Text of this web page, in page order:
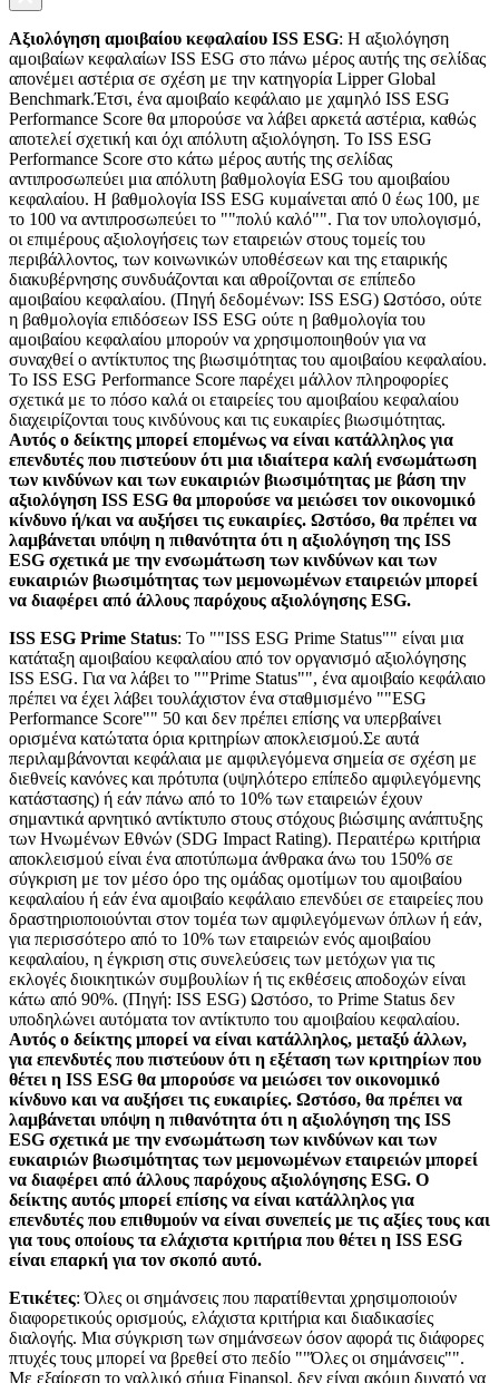
Αξιολόγηση αμοιβαίου κεφαλαίου ISS ESG: Η αξιολόγηση
αμοιβαίων κεφαλαίων ISS ESG στο πάνω μέρος αυτής της σελίδας
απονέμει αστέρια σε σχέση με την κατηγορία Lipper Global
Benchmark.Έτσι, ένα αμοιβαίο κεφάλαιο με χαμηλό ISS ESG
Performance Score θα μπορούσε να λάβει αρκετά αστέρια, καθώς
αποτελεί σχετική και όχι απόλυτη αξιολόγηση. Το ISS ESG
Performance Score στο κάτω μέρος αυτής της σελίδας
αντιπροσωπεύει μια απόλυτη βαθμολογία ESG του αμοιβαίου
κεφαλαίου. Η βαθμολογία ISS ESG κυμαίνεται από 0 έως 100, με
το 100 να αντιπροσωπεύει το ""πολύ καλό"". Για τον υπολογισμό,
οι επιμέρους αξιολογήσεις των εταιρειών στους τομείς του
περιβάλλοντος, των κοινωνικών υποθέσεων και της εταιρικής
διακυβέρνησης συνδυάζονται και αθροίζονται σε επίπεδο
αμοιβαίου κεφαλαίου. (Πηγή δεδομένων: ISS ESG) Ωστόσο, ούτε
η βαθμολογία επιδόσεων ISS ESG ούτε η βαθμολογία του
αμοιβαίου κεφαλαίου μπορούν να χρησιμοποιηθούν για να
συναχθεί ο αντίκτυπος της βιωσιμότητας του αμοιβαίου κεφαλαίου.
Το ISS ESG Performance Score παρέχει μάλλον πληροφορίες
σχετικά με το πόσο καλά οι εταιρείες του αμοιβαίου κεφαλαίου
διαχειρίζονται τους κινδύνους και τις ευκαιρίες βιωσιμότητας.
Αυτός ο δείκτης μπορεί επομένως να είναι κατάλληλος για
επενδυτές που πιστεύουν ότι μια ιδιαίτερα καλή ενσωμάτωση
των κινδύνων και των ευκαιριών βιωσιμότητας με βάση την
αξιολόγηση ISS ESG θα μπορούσε να μειώσει τον οικονομικό
κίνδυνο ή/και να αυξήσει τις ευκαιρίες. Ωστόσο, θα πρέπει να
λαμβάνεται υπόψη η πιθανότητα ότι η αξιολόγηση της ISS
ESG σχετικά με την ενσωμάτωση των κινδύνων και των
ευκαιριών βιωσιμότητας των μεμονωμένων εταιρειών μπορεί
να διαφέρει από άλλους παρόχους αξιολόγησης ESG.
ISS ESG Prime Status: Το ""ISS ESG Prime Status"" είναι μια
κατάταξη αμοιβαίου κεφαλαίου από τον οργανισμό αξιολόγησης
ISS ESG. Για να λάβει το ""Prime Status"", ένα αμοιβαίο κεφάλαιο
πρέπει να έχει λάβει τουλάχιστον ένα σταθμισμένο ""ESG
Performance Score"" 50 και δεν πρέπει επίσης να υπερβαίνει
ορισμένα κατώτατα όρια κριτηρίων αποκλεισμού.Σε αυτά
περιλαμβάνονται κεφάλαια με αμφιλεγόμενα σημεία σε σχέση με
διεθνείς κανόνες και πρότυπα (υψηλότερο επίπεδο αμφιλεγόμενης
κατάστασης) ή εάν πάνω από το 10% των εταιρειών έχουν
σημαντικά αρνητικό αντίκτυπο στους στόχους βιώσιμης ανάπτυξης
των Ηνωμένων Εθνών (SDG Impact Rating). Περαιτέρω κριτήρια
αποκλεισμού είναι ένα αποτύπωμα άνθρακα άνω του 150% σε
σύγκριση με τον μέσο όρο της ομάδας ομοτίμων του αμοιβαίου
κεφαλαίου ή εάν ένα αμοιβαίο κεφάλαιο επενδύει σε εταιρείες που
δραστηριοποιούνται στον τομέα των αμφιλεγόμενων όπλων ή εάν,
για περισσότερο από το 10% των εταιρειών ενός αμοιβαίου
κεφαλαίου, η έγκριση στις συνελεύσεις των μετόχων για τις
εκλογές διοικητικών συμβουλίων ή τις εκθέσεις αποδοχών είναι
κάτω από 90%. (Πηγή: ISS ESG) Ωστόσο, το Prime Status δεν
υποδηλώνει αυτόματα τον αντίκτυπο του αμοιβαίου κεφαλαίου.
Αυτός ο δείκτης μπορεί να είναι κατάλληλος, μεταξύ άλλων,
για επενδυτές που πιστεύουν ότι η εξέταση των κριτηρίων που
θέτει η ISS ESG θα μπορούσε να μειώσει τον οικονομικό
κίνδυνο και να αυξήσει τις ευκαιρίες. Ωστόσο, θα πρέπει να
λαμβάνεται υπόψη η πιθανότητα ότι η αξιολόγηση της ISS
ESG σχετικά με την ενσωμάτωση των κινδύνων και των
ευκαιριών βιωσιμότητας των μεμονωμένων εταιρειών μπορεί
να διαφέρει από άλλους παρόχους αξιολόγησης ESG. Ο
δείκτης αυτός μπορεί επίσης να είναι κατάλληλος για
επενδυτές που επιθυμούν να είναι συνεπείς με τις αξίες τους και
για τους οποίους τα ελάχιστα κριτήρια που θέτει η ISS ESG
είναι επαρκή για τον σκοπό αυτό.
Ετικέτες: Όλες οι σημάνσεις που παρατίθενται χρησιμοποιούν
διαφορετικούς ορισμούς, ελάχιστα κριτήρια και διαδικασίες
διαλογής. Μια σύγκριση των σημάνσεων όσον αφορά τις διάφορες
πτυχές τους μπορεί να βρεθεί στο πεδίο ""Όλες οι σημάνσεις"".
Με εξαίρεση το γαλλικό σήμα Finansol, δεν είναι ακόμη δυνατό να